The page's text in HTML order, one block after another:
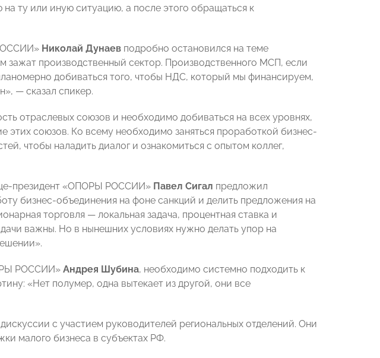
ту или иную ситуацию, а после этого обращаться к
Николай Дунаев подробно остановился на теме
производственный сектор. Производственного МСП, если
добиваться того, чтобы НДС, который мы финансируем,
— сказал спикер.
отраслевых союзов и необходимо добиваться на всех уровнях,
этих союзов. Ко всему необходимо заняться проработкой бизнес-
чтобы наладить диалог и ознакомиться с опытом коллег,
президент «ОПОРЫ РОССИИ» Павел Сигал предложил
бизнес-объединения на фоне санкций и делить предложения на
торговля — локальная задача, процентная ставка и
важны. Но в нынешних условиях нужно делать упор на
РОССИИ» Андрея Шубина, необходимо системно подходить к
«Нет полумер, одна вытекает из другой, они все
с участием руководителей региональных отделений. Они
малого бизнеса в субъектах РФ.